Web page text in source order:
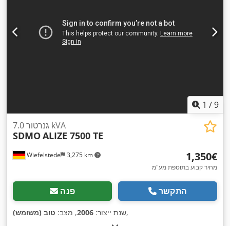
1 /9
Wiefelstede 3,275 km
גנרטור 7.0 kVA
SDMOALIZE 7500 TE
‏1,350 ‏€
מחיר קבוע בתוספת מע"מ
פנה התקשר
שנת ייצור: 2006, מצב: טוב (משומש) ,